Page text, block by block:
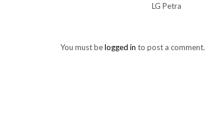
LG Petra
You must belogged in to post a comment.